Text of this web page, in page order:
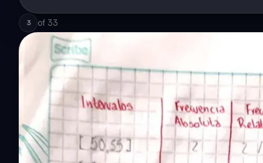
3 of 33